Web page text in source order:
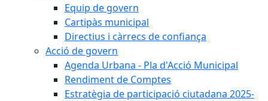
Equip de govern
Cartipàs municipal
Directius i càrrecs de confiança
Acció de govern
Agenda Urbana - Pla d'Acció Municipal
Rendiment de Comptes
Estratègia de participació ciutadana 2025-